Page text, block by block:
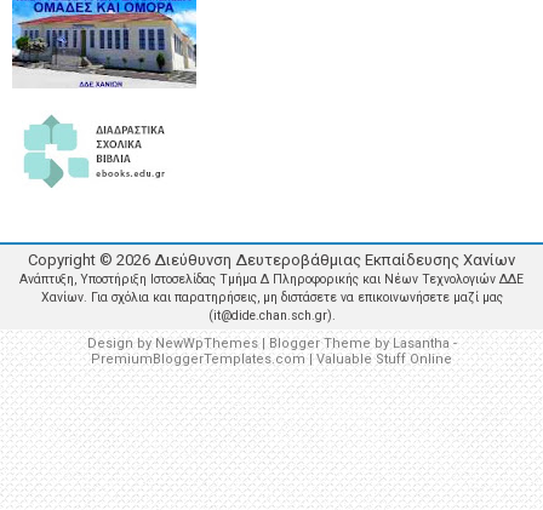
Copyright © 2026 Διεύθυνση Δευτεροβάθμιας Εκπαίδευσης Χανίων
Ανάπτυξη, Υποστήριξη Ιστοσελίδας Τμήμα Δ Πληροφορικής και Νέων Τεχνολογιών ΔΔΕ
Χανίων. Για σχόλια και παρατηρήσεις, μη διστάσετε να επικοινωνήσετε μαζί μας
(it@dide.chan.sch.gr).
Design by NewWpThemes| Blogger Theme by Lasantha -
PremiumBloggerTemplates.com |Valuable Stuff Online